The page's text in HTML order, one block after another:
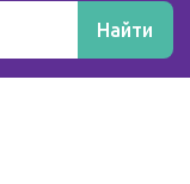
Найти